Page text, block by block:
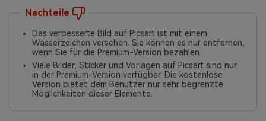
Nachteile
Das verbesserte Bild auf Picsart ist mit einem
Wasserzeichen versehen. Sie können es nur entfernen,
wenn Sie für die Premium-Version bezahlen.
Viele Bilder, Sticker und Vorlagen auf Picsart sind nur
in der Premium-Version verfügbar. Die kostenlose
Version bietet dem Benutzer nur sehr begrenzte
Möglichkeiten dieser Elemente.